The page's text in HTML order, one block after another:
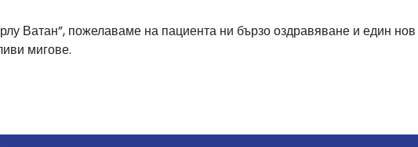
Ватан”, пожелаваме на пациента ни бързо оздравяване и един нов
мигове.